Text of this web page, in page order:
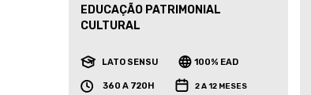
EDUCAÇÃO PATRIMONIAL
CULTURAL
LATO SENSU 100% EAD
360 A 720H 2 A 12 MESES